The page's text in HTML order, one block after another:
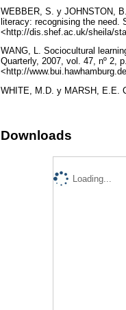
WEBBER, S. y JOHNSTON,
literacy: recognising the need.
<http://dis.shef.ac.uk/sheila/
WANG, L. Sociocultural
Quarterly, 2007, vol. 47, nº 2,
<http://
WHITE, M.D. y MARSH, E.E.
Downloads
Loading...